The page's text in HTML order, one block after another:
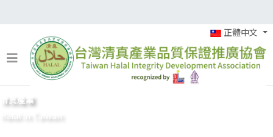
正體中文
清真產業
Halal in Taiwan